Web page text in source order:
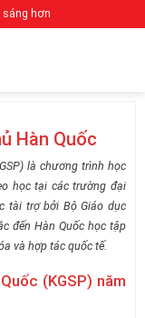
sáng hơn
Hàn Quốc
là chương trình học
học tại các trường đại
tài trợ bởi Bộ Giáo dục
đến Hàn Quốc học tập
và hợp tác quốc tế.
(KGSP) năm